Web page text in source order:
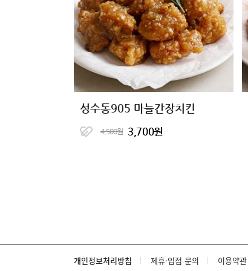
성수동905 마늘간장치킨
4,500원 3,700원
개인정보처리방침 제휴·입점 문의 이용약관